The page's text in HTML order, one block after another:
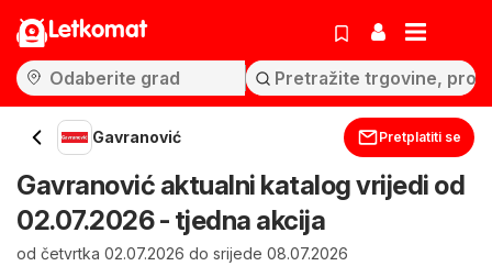
Letkomat
Gavranović Pretplatiti se
Gavranović aktualni katalog vrijedi od
02.07.2026 - tjedna akcija
od četvrtka 02.07.2026 do srijede 08.07.2026